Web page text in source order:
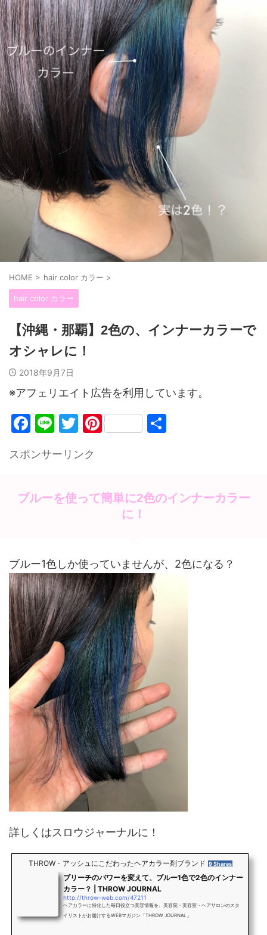
HOME > hair color カラー >
hair color カラー
【沖縄・那覇】2色の、インナーカラーで
オシャレに！
2018年9月7日
※アフェリエイト広告を利用しています。
F
c
b
k
Li
e
T
itt
Pi
st
スポンサーリンク
ブルーを使って簡単に2色のインナーカラー
に！
ブルー1色しか使っていませんが、2色になる？
詳しくはスロウジャーナルに！
THROW - アッシュにこだわったヘアカラー剤ブランド 9 Shares
ブリーチのパワーを変えて、ブルー1色で2色のインナー
カラー？ | THROW JOURNAL
http://throw-web.com/47211
ヘアカラーに特化した毎日役立つ美容情報を、美容院・美容室・ヘアサロンのスタ
イリストがお届けするWEBマガジン「THROW JOURNAL」